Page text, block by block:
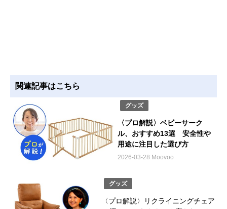
関連記事はこちら
グッズ
〈プロ解説〉ベビーサーク
ル、おすすめ13選 安全性や
用途に注目した選び方
2026-03-28 Moovoo
グッズ
〈プロ解説〉リクライニングチェア